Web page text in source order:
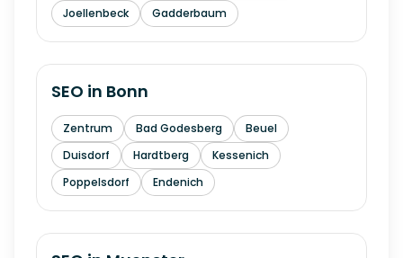
Joellenbeck
Gadderbaum
SEO in Bonn
Zentrum Bad Godesberg
Beuel
Duisdorf
Hardtberg
Kessenich
Poppelsdorf
Endenich